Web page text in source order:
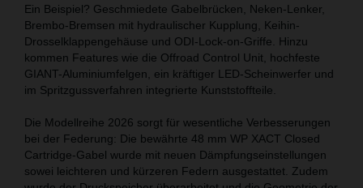
Ein Beispiel? Geschmiedete Gabelbrücken, Neken-Lenker,
Brembo-Bremsen mit hydraulischer Kupplung, Keihin-
Drosselklappengehäuse und ODI-Lock-on-Griffe. Hinzu
kommen Features wie die Offroad Control Unit, hochfeste
GIANT-Aluminiumfelgen, ein kräftiger LED-Scheinwerfer und
im Spritzgussverfahren integrierte Kunststoffteile.
Die Modellreihe 2026 sorgt für wesentliche Verbesserungen
bei der Federung: Die bewährte 48 mm WP XACT Closed
Cartridge-Gabel wurde mit neuen Dämpfungseinstellungen
sowei leichteren und kürzeren Federn ausgestattet. Zudem